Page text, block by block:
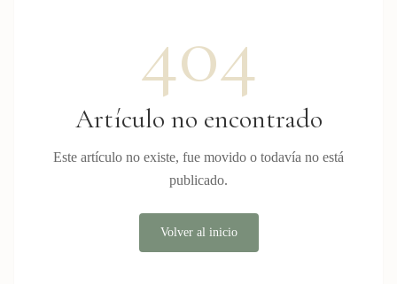
404
Artículo no encontrado
Este artículo no existe, fue movido o todavía no está
publicado.
Volver al inicio